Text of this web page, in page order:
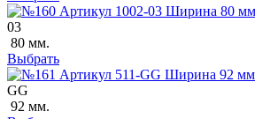
03
80 мм.
Выбрать
GG
92 мм.